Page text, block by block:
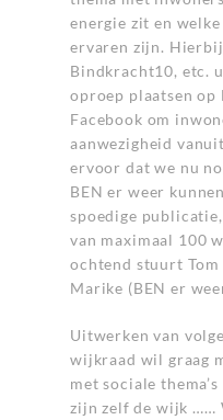
energie zit en
ervaren zijn. Hierbij
Bindkracht10, etc.
oproep plaatsen op
Facebook om
aanwezigheid
ervoor dat we nu
BEN er weer
spoedige
van maximaal 100
ochtend stuurt
Marike (BEN er
Uitwerken van
wijkraad wil graag
met sociale
zijn zelf de wijk ……